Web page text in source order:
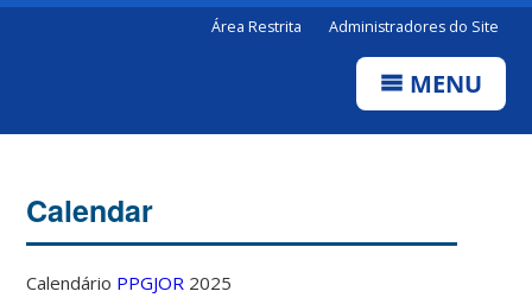
Área Restrita Administradores do Site
MENU
Calendar
Calendário PPGJOR 2025
04:00
05:00